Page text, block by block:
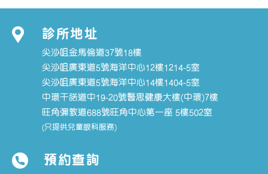
診所地址
尖沙咀金馬倫道37號18樓
尖沙咀廣東道5號海洋中心12樓1214-5室
尖沙咀廣東道5號海洋中心14樓1404-5室
中環干諾道中19-20號醫思健康大樓(中環)7樓
旺角彌敦道688號旺角中心第一座 5樓502室
(只提供兒童眼科服務)
預約查詢